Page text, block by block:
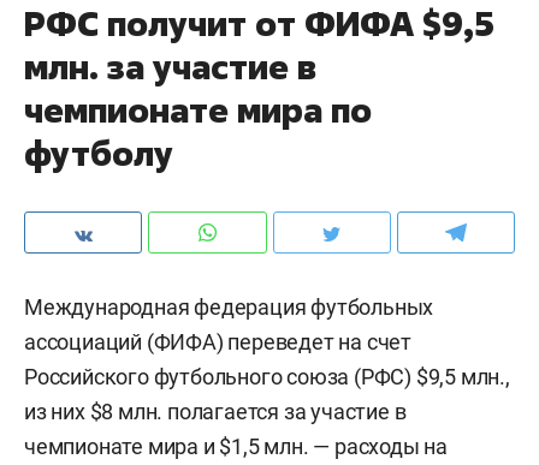
РФС получит от ФИФА $9,5
млн. за участие в
чемпионате мира по
футболу
Международная федерация футбольных
ассоциаций (ФИФА) переведет на счет
Российского футбольного союза (РФС) $9,5 млн.,
из них $8 млн. полагается за участие в
чемпионате мира и $1,5 млн. — расходы на